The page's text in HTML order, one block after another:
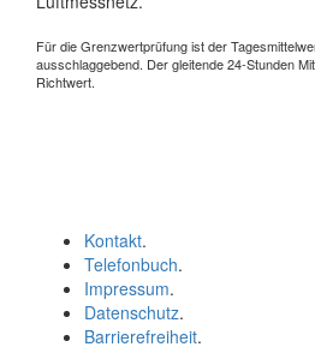
Für die Grenzwertprüfung ist der
ausschlaggebend. Der gleitende 24-Stunden
Richtwert.
Kontakt.
Telefonbuch.
Impressum.
Datenschutz.
Barrierefreiheit.